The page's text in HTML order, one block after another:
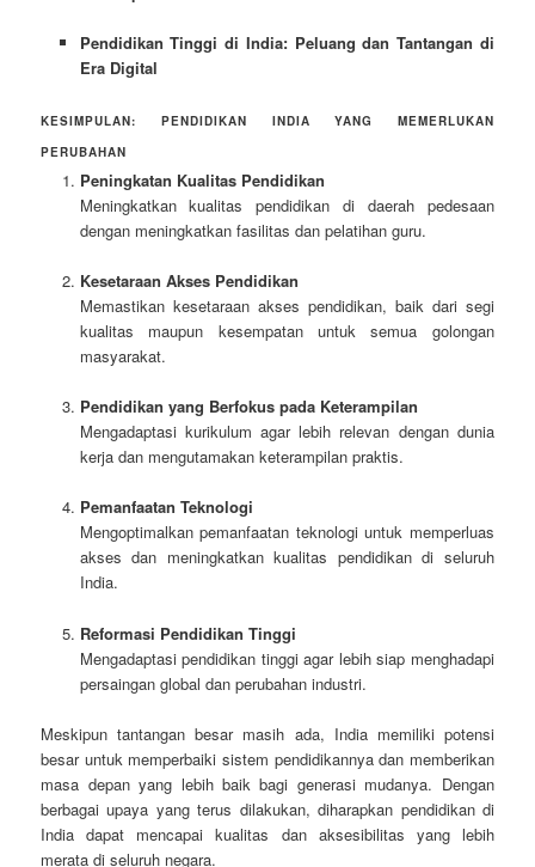
Pendidikan Tinggi di India: Peluang dan Tantangan di
Era Digital
KESIMPULAN: PENDIDIKAN INDIA YANG MEMERLUKAN
PERUBAHAN
Peningkatan Kualitas Pendidikan
Meningkatkan kualitas pendidikan di daerah pedesaan
dengan meningkatkan fasilitas dan pelatihan guru.
Kesetaraan Akses Pendidikan
Memastikan kesetaraan akses pendidikan, baik dari segi
kualitas maupun kesempatan untuk semua golongan
masyarakat.
Pendidikan yang Berfokus pada Keterampilan
Mengadaptasi kurikulum agar lebih relevan dengan dunia
kerja dan mengutamakan keterampilan praktis.
Pemanfaatan Teknologi
Mengoptimalkan pemanfaatan teknologi untuk memperluas
akses dan meningkatkan kualitas pendidikan di seluruh
India.
Reformasi Pendidikan Tinggi
Mengadaptasi pendidikan tinggi agar lebih siap menghadapi
persaingan global dan perubahan industri.
Meskipun tantangan besar masih ada, India memiliki potensi
besar untuk memperbaiki sistem pendidikannya dan memberikan
masa depan yang lebih baik bagi generasi mudanya. Dengan
berbagai upaya yang terus dilakukan, diharapkan pendidikan di
India dapat mencapai kualitas dan aksesibilitas yang lebih
merata di seluruh negara.